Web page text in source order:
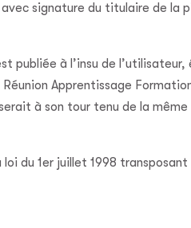
signature du titulaire de la
publiée à l’insu de
Apprentissage
à son tour tenu de la
du 1er juillet 1998